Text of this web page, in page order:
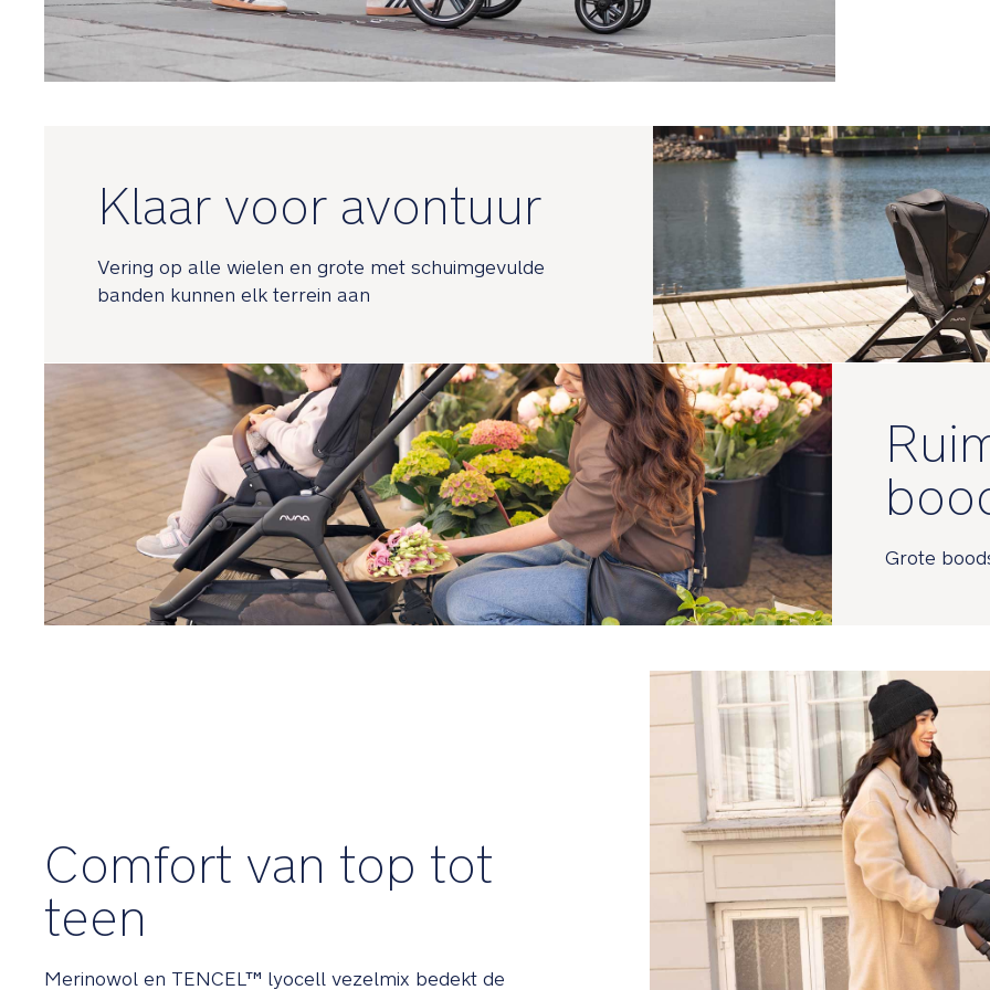
Klaar voor avontuur
Vering op alle wielen en grote met schuimgevulde
banden kunnen elk terrein aan
Grote
Comfort van top tot
teen
Merinowol en TENCEL™ lyocell vezelmix bedekt de